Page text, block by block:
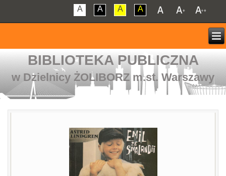
A A A A
BIBLIOTEKA PUBLICZNA
w Dzielnicy ŻOLIBORZ m.st. Warszawy